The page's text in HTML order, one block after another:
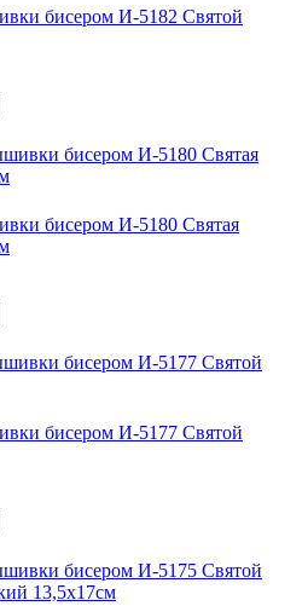
бисером И-5182 Святой
бисером И-5180 Святая
бисером И-5177 Святой